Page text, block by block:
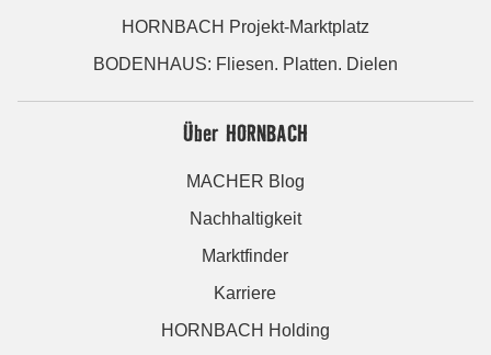
HORNBACH Projekt-Marktplatz
BODENHAUS: Fliesen. Platten. Dielen
Über HORNBACH
MACHER Blog
Nachhaltigkeit
Marktfinder
Karriere
HORNBACH Holding